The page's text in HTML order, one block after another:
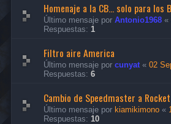
Homenaje a la CB... solo para los
Último mensaje por Antonio1968 «
Respuestas: 1
Filtro aire America
Último mensaje por cunyat« 02
Respuestas: 6
Cambio de Speedmaster a
Último mensaje por kiamikimono «
Respuestas: 10